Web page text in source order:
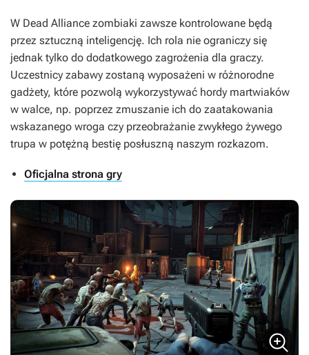
W Dead Alliance zombiaki zawsze kontrolowane będą
przez sztuczną inteligencję. Ich rola nie ograniczy się
jednak tylko do dodatkowego zagrożenia dla graczy.
Uczestnicy zabawy zostaną wyposażeni w różnorodne
gadżety, które pozwolą wykorzystywać hordy martwiaków
w walce, np. poprzez zmuszanie ich do zaatakowania
wskazanego wroga czy przeobrażanie zwykłego żywego
trupa w potężną bestię posłuszną naszym rozkazom.
Oficjalna strona gry